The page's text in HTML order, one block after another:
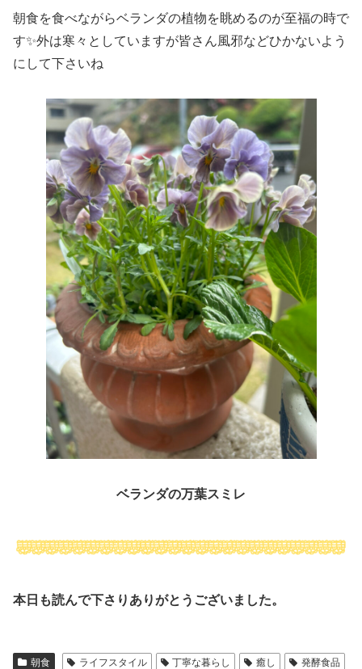
朝食を食べながらベランダの植物を眺めるのが至福の時で
す✨外は寒々としていますが皆さん風邪などひかないよう
にして下さいね
ベランダの万葉スミレ
本日も読んで下さりありがとうございました。
朝食 ライフスタイル 丁寧な暮らし 癒し 発酵食品